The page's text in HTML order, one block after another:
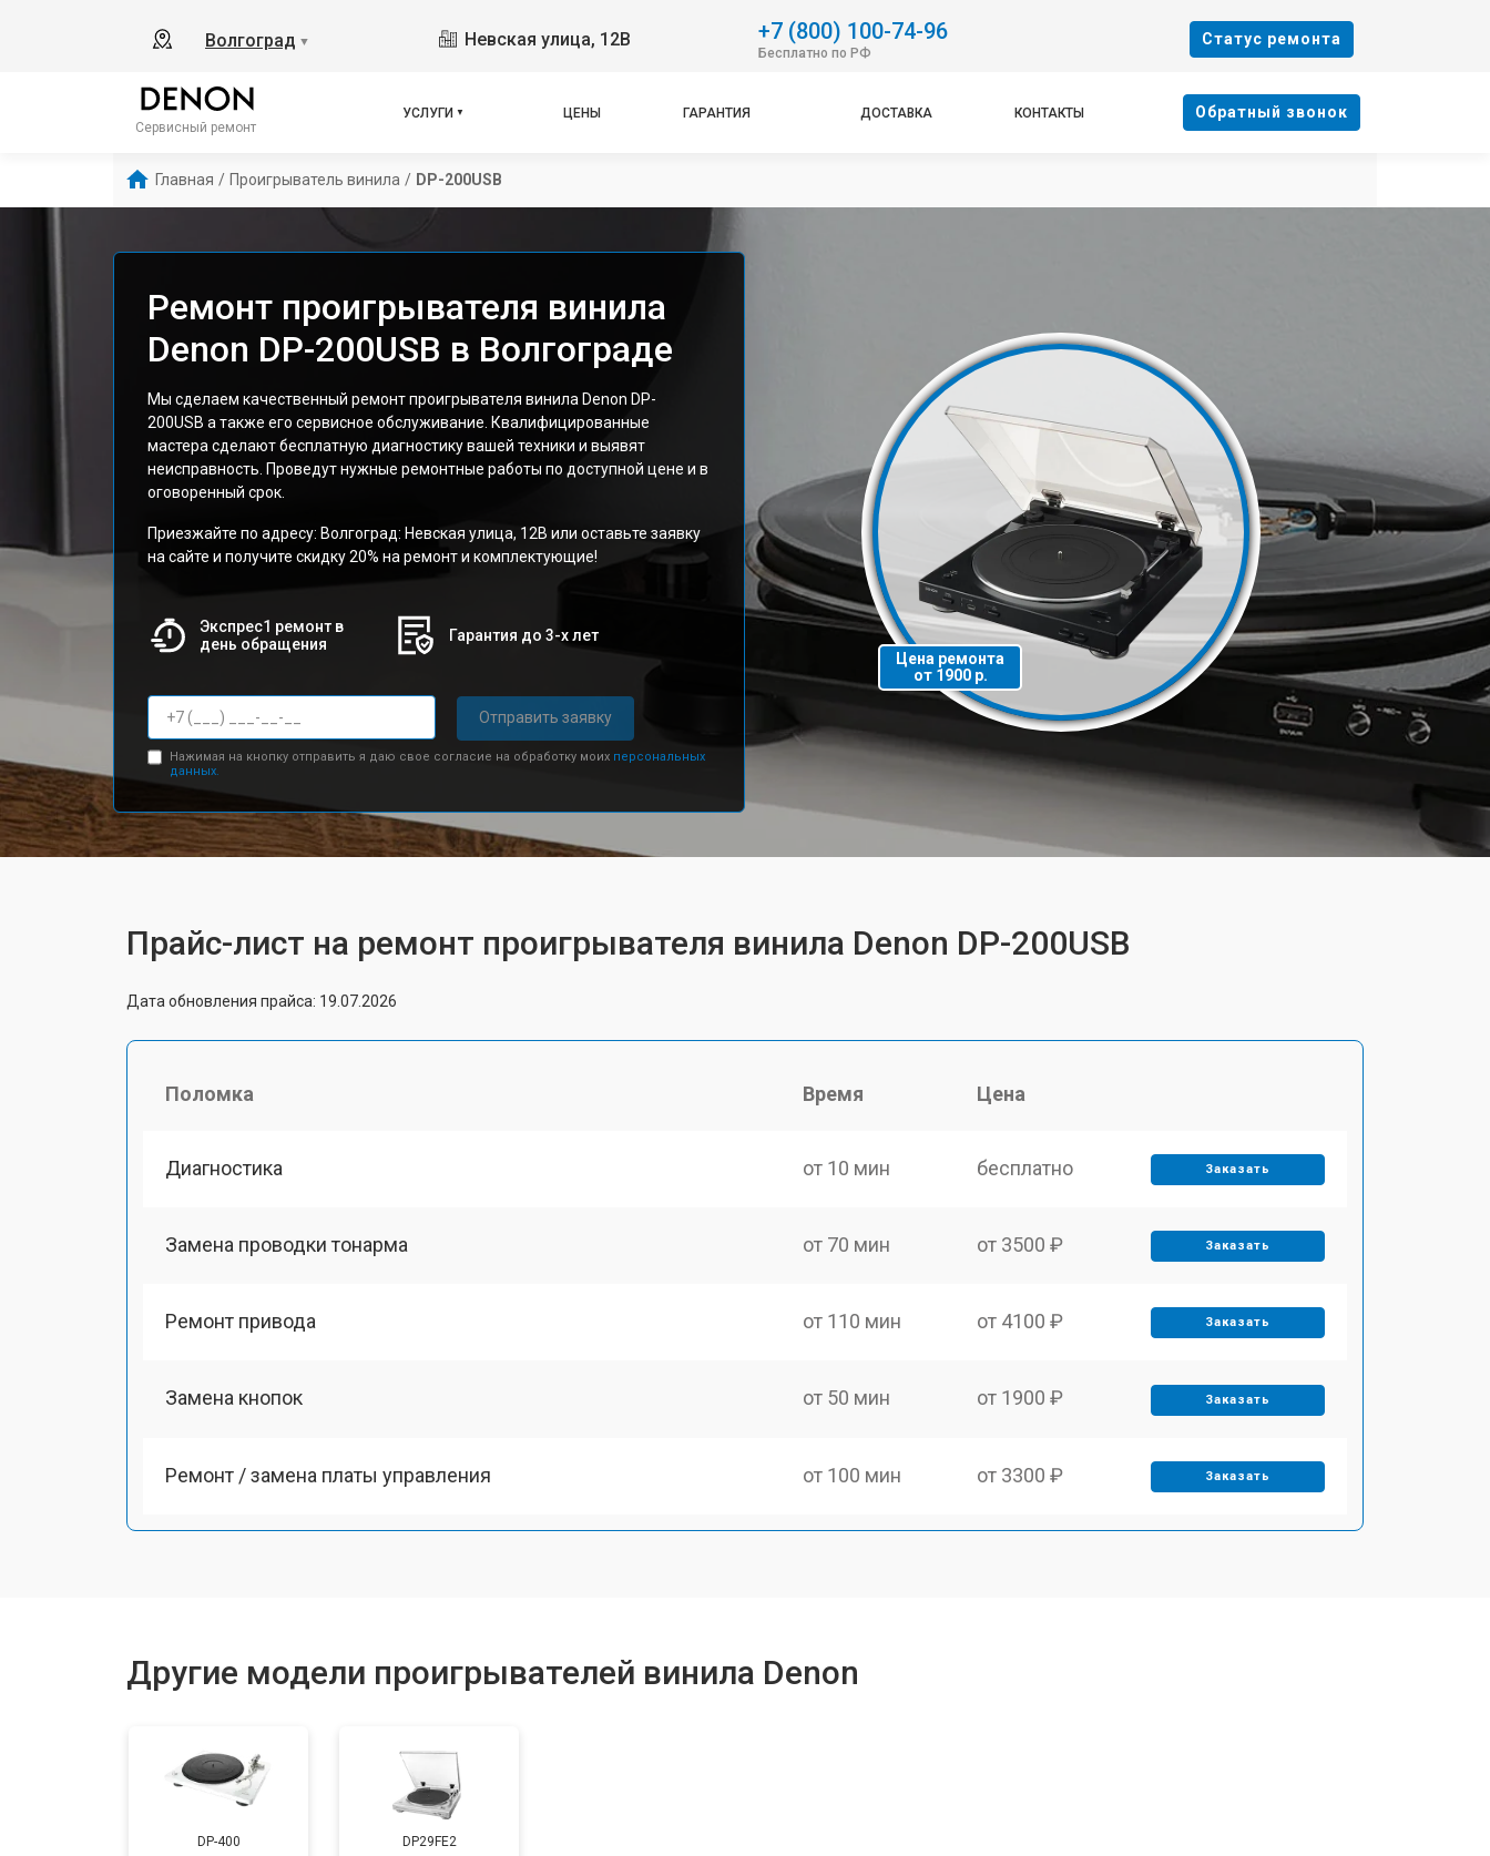
Волгоград ▼ Невская улица, 12В +7 (800) 100-74-96
Бесплатно по РФ
Cтатус ремонта
Сервисный ремонт
УСЛУГИ ЦЕНЫ ГАРАНТИЯ ДОСТАВКА КОНТАКТЫ Oбратный звонок
Главная / Проигрыватель винила / DP-200USB
Ремонт проигрывателя винила
Denon DP-200USB в Волгограде
Мы сделаем качественный ремонт проигрывателя винила Denon DP-
200USB а также его сервисное обслуживание. Квалифицированные
мастера сделают бесплатную диагностику вашей техники и выявят
неисправность. Проведут нужные ремонтные работы по доступной цене и в
оговоренный срок.
Приезжайте по адресу: Волгоград: Невская улица, 12В или оставьте заявку
на сайте и получите скидку 20% на ремонт и комплектующие!
Экспрес1 ремонт в
день обращения
Гарантия до 3-х лет
Отправить заявку
Нажимая на кнопку отправить я даю свое согласие на обработку моих персональных
данных.
Цена ремонта
от 1900 р.
Прайс-лист на ремонт проигрывателя винила Denon DP-200USB
Дата обновления прайса: 19.07.2026
Поломка Время Цена
Диагностика от 10 мин бесплатно Заказать
Замена проводки тонарма от 70 мин от 3500 ₽ Заказать
Ремонт привода от 110 мин от 4100 ₽ Заказать
Замена кнопок от 50 мин от 1900 ₽ Заказать
Ремонт / замена платы управления от 100 мин от 3300 ₽ Заказать
Другие модели проигрывателей винила Denon
DP-400 DP29FE2